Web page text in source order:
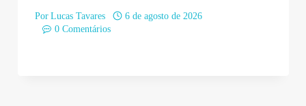
Por Lucas Tavares
6 de agosto de 2026
0 Comentários